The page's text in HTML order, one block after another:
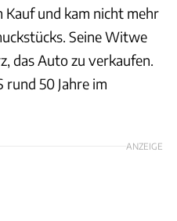
und kam nicht mehr
Seine Witwe
das Auto zu verkaufen.
rund 50 Jahre im
ANZEIGE